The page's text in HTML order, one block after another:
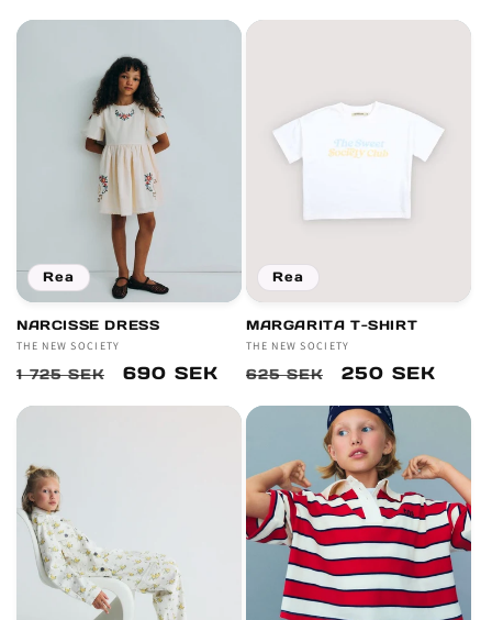
Rea
NARCISSE DRESS
Säljare:
THE NEW SOCIETY
Ordinarie
1 725 SEK Försäljningspris
690 SEK
Rea
MARGARITA T-SHIRT
Säljare:
THE NEW SOCIETY
Ordinarie
625 SEK 250 SEK